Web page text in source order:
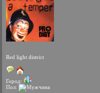
Red light district
Город:
Пол: